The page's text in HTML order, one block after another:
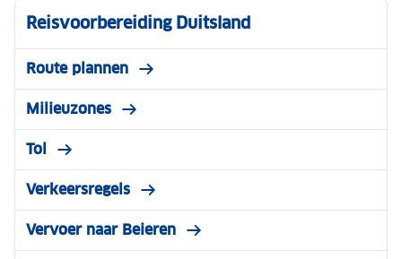
Reisvoorbereiding Duitsland
Route plannen
Milieuzones
Tol
Verkeersregels
Vervoer naar Beieren